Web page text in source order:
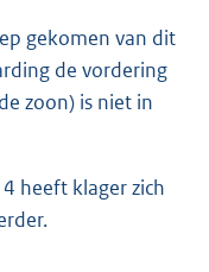
gekomen van dit
de vordering
zoon) is niet in
heeft klager zich